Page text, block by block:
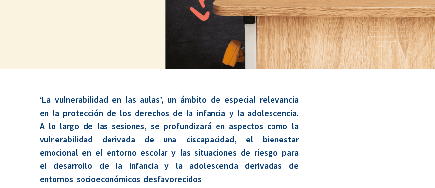
‘La vulnerabilidad en las aulas’, un ámbito de especial relevancia
en la protección de los derechos de la infancia y la adolescencia.
A lo largo de las sesiones, se profundizará en aspectos como la
vulnerabilidad derivada de una discapacidad, el bienestar
emocional en el entorno escolar y las situaciones de riesgo para
el desarrollo de la infancia y la adolescencia derivadas de
entornos socioeconómicos desfavorecidos